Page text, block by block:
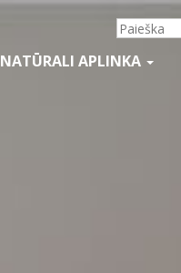
NATŪRALI APLINKA